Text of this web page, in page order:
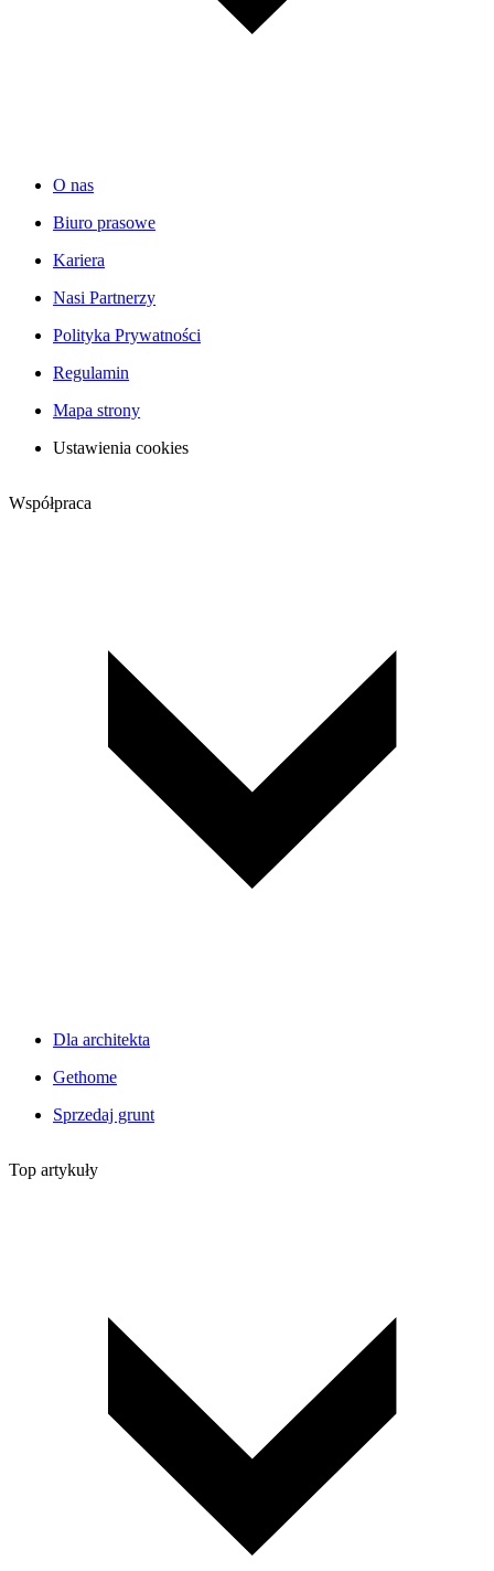
O nas
Biuro prasowe
Kariera
Nasi Partnerzy
Polityka Prywatności
Regulamin
Mapa strony
Ustawienia cookies
Współpraca
Dla architekta
Gethome
Sprzedaj grunt
Top artykuły